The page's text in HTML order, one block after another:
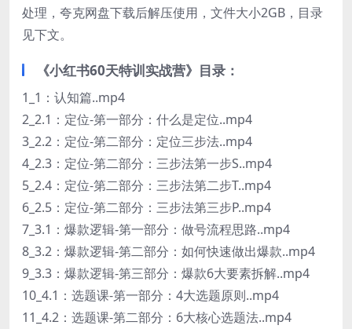
处理，夸克网盘下载后解压使用，文件大小2GB，目录
见下文。
《小红书60天特训实战营》目录：
1_1：认知篇..mp4
2_2.1：定位-第一部分：什么是定位..mp4
3_2.2：定位-第二部分：定位三步法..mp4
4_2.3：定位-第二部分：三步法第一步S..mp4
5_2.4：定位-第二部分：三步法第二步T..mp4
6_2.5：定位-第二部分：三步法第三步P..mp4
7_3.1：爆款逻辑-第一部分：做号流程思路..mp4
8_3.2：爆款逻辑-第二部分：如何快速做出爆款..mp4
9_3.3：爆款逻辑-第三部分：爆款6大要素拆解..mp4
10_4.1：选题课-第一部分：4大选题原则..mp4
11_4.2：选题课-第二部分：6大核心选题法..mp4